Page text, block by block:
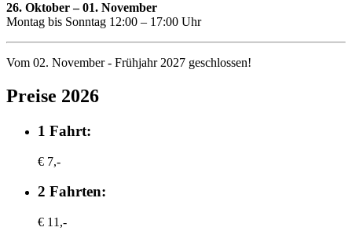
26. Oktober – 01. November
Montag bis Sonntag 12:00 – 17:00 Uhr
Vom 02. November - Frühjahr 2027 geschlossen!
Preise 2026
1 Fahrt:
€ 7,-
2 Fahrten:
€ 11,-